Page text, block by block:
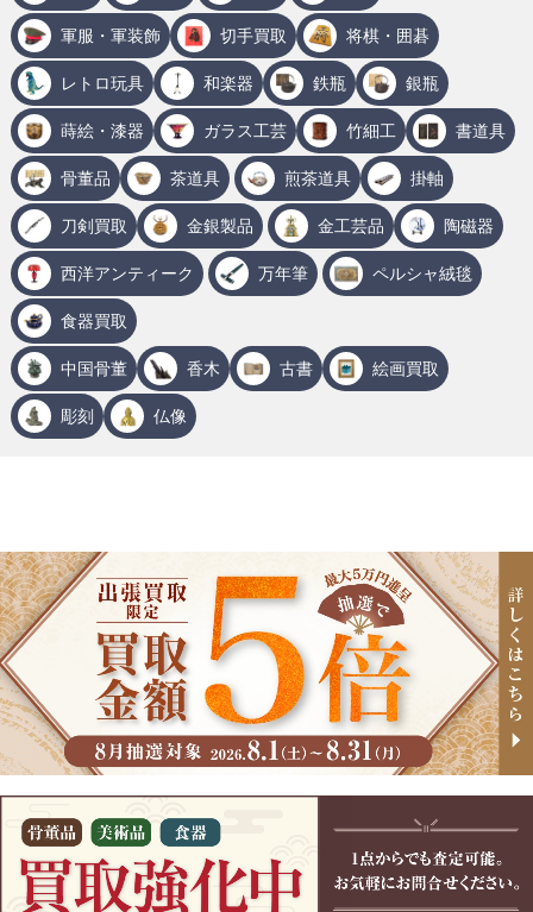
軍服・軍装飾 切手買取 将棋・囲碁
レトロ玩具 和楽器 鉄瓶 銀瓶
蒔絵・漆器 ガラス工芸 竹細工 書道具
骨董品 茶道具 煎茶道具 掛軸
刀剣買取 金銀製品 金工芸品 陶磁器
西洋アンティーク 万年筆 ペルシャ絨毯
食器買取
中国骨董 香木 古書 絵画買取
彫刻 仏像